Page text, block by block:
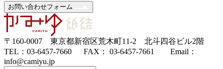
お問い合わせフォーム
〒160-0007 東京都新宿区荒木町11-2 北斗四谷ビル2階
TEL：03-6457-7660 FAX： 03-6457-7661 Email：
info@camiyu.jp